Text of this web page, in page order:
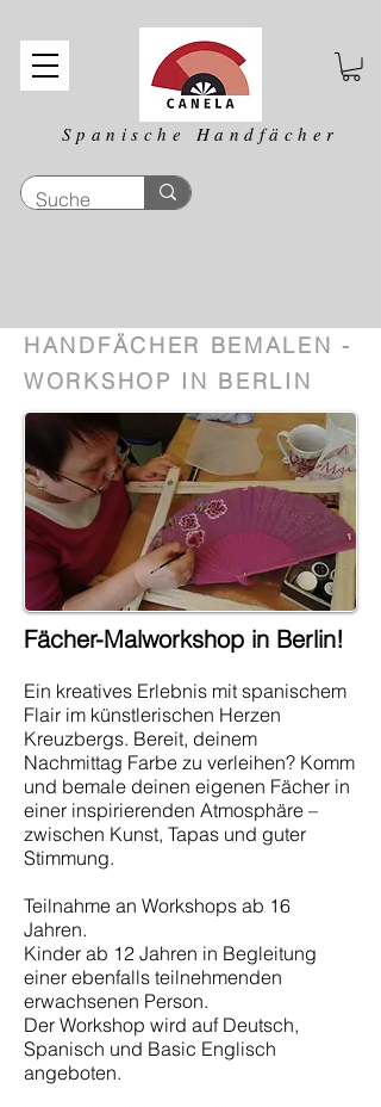
Spanische Handfächer
HANDFÄCHER BEMALEN -
WORKSHOP IN BERLIN
Fächer-Malworkshop in Berlin!
Ein kreatives Erlebnis mit spanischem
Flair im künstlerischen Herzen
Kreuzbergs. Bereit, deinem
Nachmittag Farbe zu verleihen? Komm
und bemale deinen eigenen Fächer in
einer inspirierenden Atmosphäre –
zwischen Kunst, Tapas und guter
Stimmung.
Teilnahme an Workshops ab 16
Jahren.
Kinder ab 12 Jahren in Begleitung
einer ebenfalls teilnehmenden
erwachsenen Person.
Der Workshop wird auf Deutsch,
Spanisch und Basic Englisch
angeboten.